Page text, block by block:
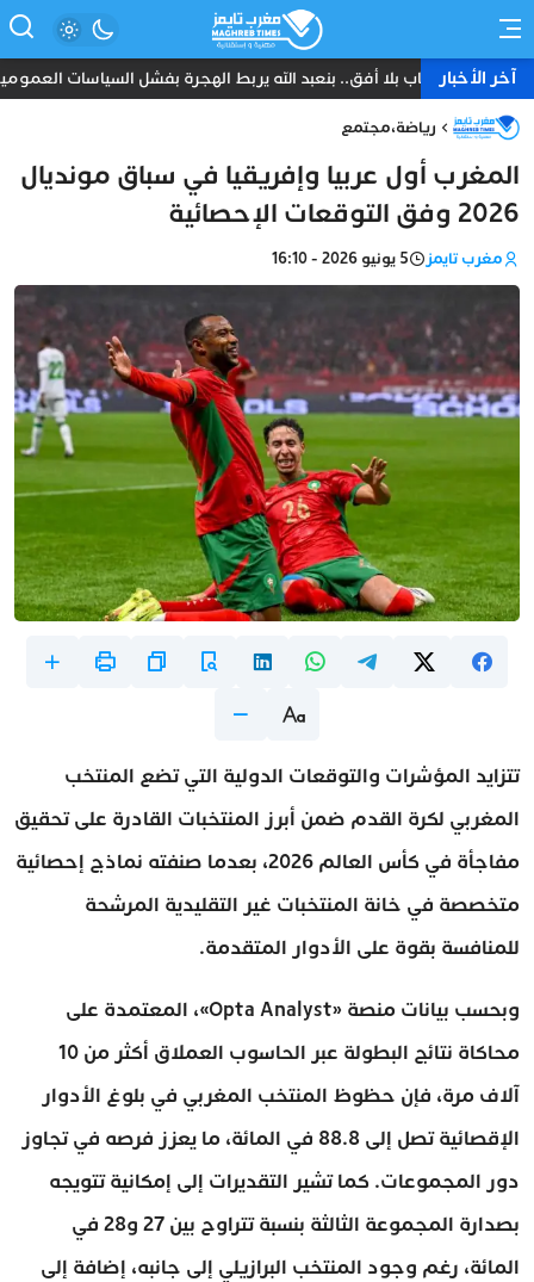
آخر الأخبارشباب بلا أفق.. بنعبد الله يربط الهجرة بفشل السياسات
رياضة،مجتمع
المغرب أول عربيا وإفريقيا في سباق مونديال
2026 وفق التوقعات الإحصائية
مغرب تايمز 5 يونيو 2026 - 16:10
تتزايد المؤشرات والتوقعات الدولية التي تضع المنتخب
المغربي لكرة القدم ضمن أبرز المنتخبات القادرة على تحقيق
مفاجأة في كأس العالم 2026، بعدما صنفته نماذج إحصائية
متخصصة في خانة المنتخبات غير التقليدية المرشحة
للمنافسة بقوة على الأدوار المتقدمة.
وبحسب بيانات منصة «Opta Analyst»، المعتمدة على
محاكاة نتائج البطولة عبر الحاسوب العملاق أكثر من 10
آلاف مرة، فإن حظوظ المنتخب المغربي في بلوغ الأدوار
الإقصائية تصل إلى 88.8 في المائة، ما يعزز فرصه في تجاوز
دور المجموعات. كما تشير التقديرات إلى إمكانية تتويجه
بصدارة المجموعة الثالثة بنسبة تتراوح بين 27 و28 في
المائة، رغم وجود المنتخب البرازيلي إلى جانبه، إضافة إلى